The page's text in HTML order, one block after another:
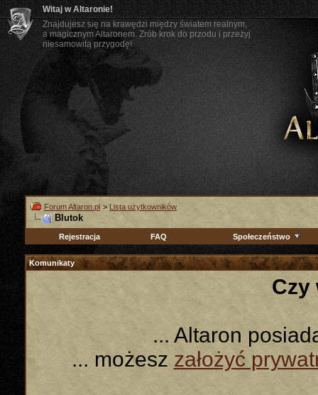
Witaj w Altaronie!
Znajdujesz się na krawędzi między światem realnym,
a magicznym Altaronem. Zrób krok do przodu i przeżyj
niesamowitą przygodę!
Forum Altaron.pl > Lista użytkowników
Blutok
Rejestracja FAQ Społeczeństwo
Komunikaty
Czy
... Altaron
... możeszzałożyć